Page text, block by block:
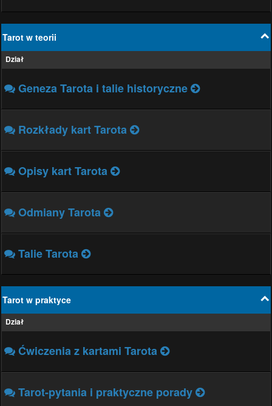
Tarot w teorii
Dział
Geneza Tarota i talie historyczne
Rozkłady kart Tarota
Opisy kart Tarota
Odmiany Tarota
Talie Tarota
Tarot w praktyce
Dział
Ćwiczenia z kartami Tarota
Tarot-pytania i praktyczne porady